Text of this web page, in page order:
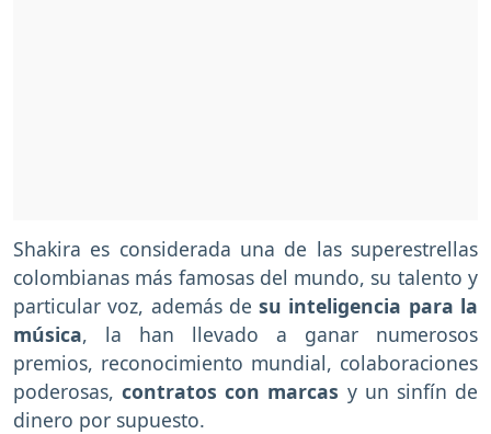
Shakira es considerada una de las superestrellas
colombianas más famosas del mundo, su talento y
particular voz, además desu inteligencia para la
música, la han llevado a ganar numerosos
premios, reconocimiento mundial, colaboraciones
poderosas,contratos con marcas y un sinfín de
dinero por supuesto.